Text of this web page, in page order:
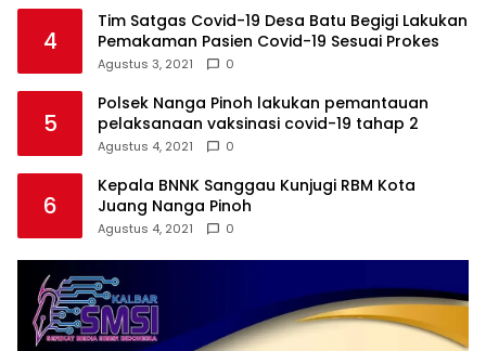
4
Tim Satgas Covid-19 Desa Batu Begigi Lakukan
Pemakaman Pasien Covid-19 Sesuai Prokes
Agustus 3, 2021 0
5
Polsek Nanga Pinoh lakukan pemantauan
pelaksanaan vaksinasi covid-19 tahap 2
Agustus 4, 2021 0
6
Kepala BNNK Sanggau Kunjugi RBM Kota
Juang Nanga Pinoh
Agustus 4, 2021 0